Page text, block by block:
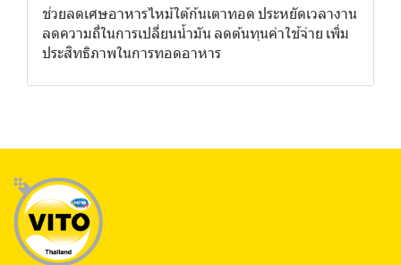
ช่วยลดเศษอาหารไหม้ใต้ก้นเตาทอด ประหยัดเวลางาน
ลดความถี่ในการเปลี่ยนน้ำมัน ลดต้นทุนค่าใช้จ่าย เพิ่ม
ประสิทธิภาพในการทอดอาหาร